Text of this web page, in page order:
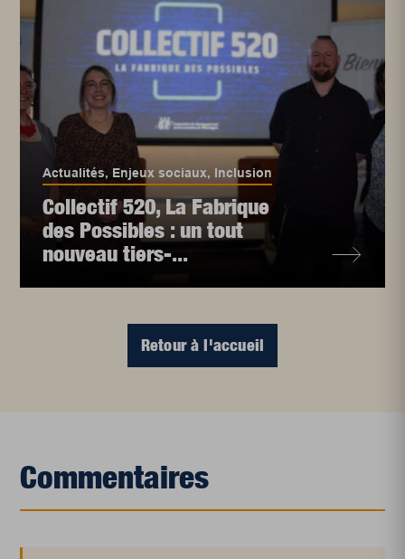
Actualités, Enjeux sociaux, Inclusion
Collectif 520, La Fabrique
des Possibles : un tout
nouveau tiers-...
Retour à l'accueil
Commentaires